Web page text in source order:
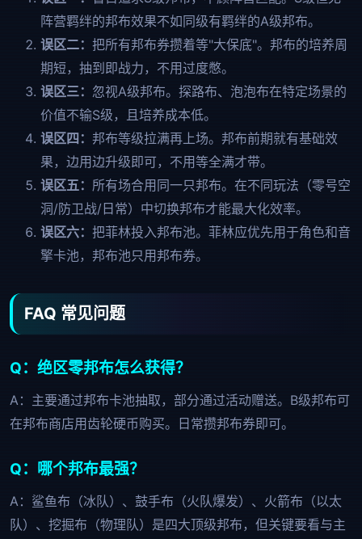
阵营羁绊的邦布效果不如同级有羁绊的A级邦布。
误区二： 把所有邦布券攒着等"大保底"。邦布的培养周
期短，抽到即战力，不用过度憋。
误区三： 忽视A级邦布。探路布、泡泡布在特定场景的
价值不输S级，且培养成本低。
误区四： 邦布等级拉满再上场。邦布前期就有基础效
果，边用边升级即可，不用等全满才带。
误区五： 所有场合用同一只邦布。在不同玩法（零号空
洞/防卫战/日常）中切换邦布才能最大化效率。
误区六： 把菲林投入邦布池。菲林应优先用于角色和音
擎卡池，邦布池只用邦布券。
FAQ 常见问题
Q：绝区零邦布怎么获得？
A：主要通过邦布卡池抽取，部分通过活动赠送。B级邦布可
在邦布商店用齿轮硬币购买。日常攒邦布券即可。
Q：哪个邦布最强？
A：鲨鱼布（冰队）、鼓手布（火队爆发）、火箭布（以太
队）、挖掘布（物理队）是四大顶级邦布，但关键要看与主